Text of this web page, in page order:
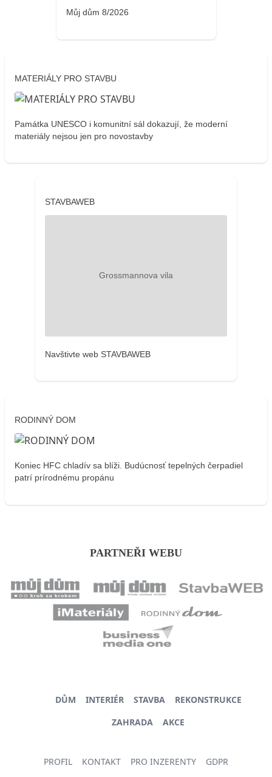
Můj dům 8/2026
MATERIÁLY PRO STAVBU
Památka UNESCO i komunitní sál dokazují, že moderní
materiály nejsou jen pro novostavby
STAVBAWEB
Navštivte web STAVBAWEB
RODINNÝ DOM
Koniec HFC chladív sa blíži. Budúcnosť tepelných čerpadiel
patrí prírodnému propánu
PARTNEŘI WEBU
DŮM INTERIÉR STAVBA
REKONSTRUKCE
ZAHRADA
AKCE
PROFIL KONTAKT PRO INZERENTY GDPR